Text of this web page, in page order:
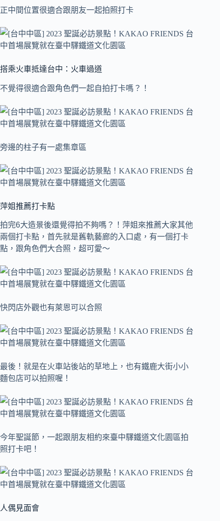
正中間位置很適合跟朋友一起拍照打卡
搭乘火車抵達台中：火車過道
不覺得很適合跟角色們一起自拍打卡嗎？！
旁邊的柱子有一處集章區
萍姐推薦打卡點
拍完6大造景後還覺得拍不夠嗎？！萍姐來推薦大家其他
兩個打卡點，首先就是舊軌藝廊的入口處，有一個打卡
點，跟角色們大合照，超可愛～
快閃店外觀也有萊恩可以合照
最後！就是在火車站後站的草地上，也有鐵鹿大街小小
麵包店可以拍照喔！
今年聖誕節，一起跟朋友相約來臺中驛鐵道文化園區拍
照打卡吧！
人偶見面會